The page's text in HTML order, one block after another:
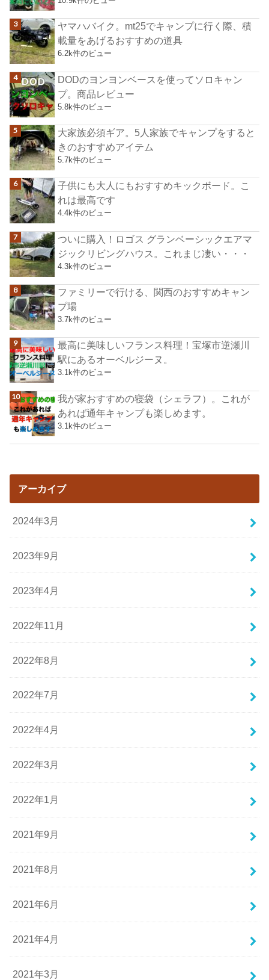
ヤマハバイク。mt25でキャンプに行く際、積
載量をあげるおすすめの道具
6.2k件のビュー
DODのヨンヨンベースを使ってソロキャン
プ。商品レビュー
5.8k件のビュー
大家族必須ギア。5人家族でキャンプをすると
きのおすすめアイテム
5.7k件のビュー
子供にも大人にもおすすめキックボード。こ
れは最高です
4.4k件のビュー
ついに購入！ロゴス グランベーシックエアマ
ジックリビングハウス。これまじ凄い・・・
4.3k件のビュー
ファミリーで行ける、関西のおすすめキャン
プ場
3.7k件のビュー
最高に美味しいフランス料理！宝塚市逆瀬川
駅にあるオーベルジーヌ。
3.1k件のビュー
我が家おすすめの寝袋（シェラフ）。これが
あれば通年キャンプも楽しめます。
3.1k件のビュー
アーカイブ
2024年3月
2023年9月
2023年4月
2022年11月
2022年8月
2022年7月
2022年4月
2022年3月
2022年1月
2021年9月
2021年8月
2021年6月
2021年4月
2021年3月